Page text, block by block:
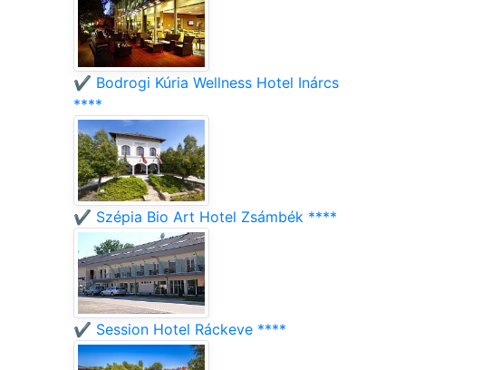
✔️ Bodrogi Kúria Wellness Hotel Inárcs
****
✔️ Szépia Bio Art Hotel Zsámbék ****
✔️ Session Hotel Ráckeve ****